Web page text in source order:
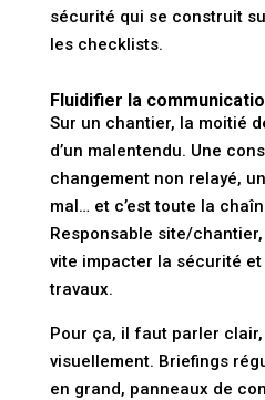
sécurité qui se construit
les checklists.
Fluidifier la
Sur un chantier, la moitié
d’un malentendu. Une
changement non relayé,
mal… et c’est toute la
Responsable site/chantier
vite impacter la sécurité et
travaux.
Pour ça, il faut parler
visuellement. Briefings
en grand, panneaux de